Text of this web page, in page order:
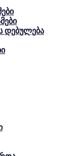
დებულება